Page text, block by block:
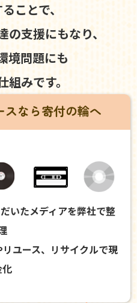
ことで、
支援にもなり、
境問題にも
組みです。
スなら寄付の輪へ
メディアを弊社で整
ユース、リサイクルで現